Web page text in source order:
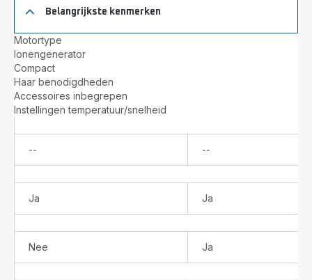
Belangrijkste kenmerken
Motortype
Ionengenerator
Compact
Haar benodigdheden
Accessoires inbegrepen
Instellingen temperatuur/snelheid
--
beschikbaar
--
beschikbaar
Ja Ja
Nee Ja